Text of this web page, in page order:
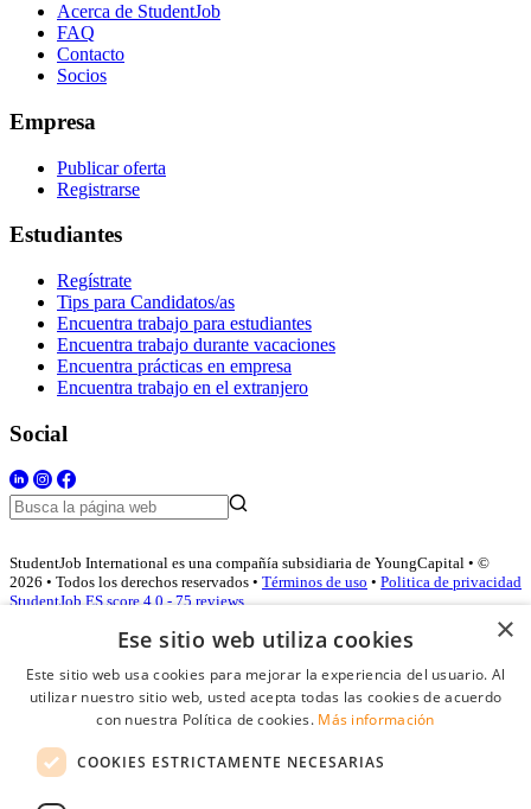
Acerca de StudentJob
FAQ
Contacto
Socios
Empresa
Publicar oferta
Registrarse
Estudiantes
Regístrate
Tips para Candidatos/as
Encuentra trabajo para estudiantes
Encuentra trabajo durante vacaciones
Encuentra prácticas en empresa
Encuentra trabajo en el extranjero
Social
StudentJob International es una compañía subsidiaria de YoungCapital • ©
2026 • Todos los derechos reservados • Términos de uso • Politica de privacidad
StudentJob ES score 4.0 - 75 reviews
Acceso empresas
Contraseña
×
Ese sitio web utiliza cookies
Este sitio web usa cookies para mejorar la experiencia del usuario. Al
utilizar nuestro sitio web, usted acepta todas las cookies de acuerdo
con nuestra Política de cookies. Más información
COOKIES ESTRICTAMENTE NECESARIAS